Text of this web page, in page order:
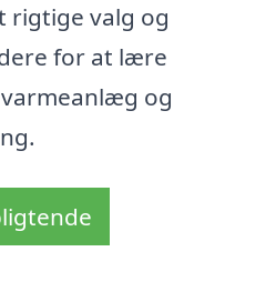
valg og
for at lære
og